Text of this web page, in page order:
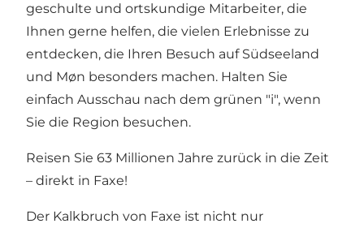
geschulte und ortskundige Mitarbeiter, die
Ihnen gerne helfen, die vielen Erlebnisse zu
entdecken, die Ihren Besuch auf Südseeland
und Møn besonders machen. Halten Sie
einfach Ausschau nach dem grünen "i", wenn
Sie die Region besuchen.
Reisen Sie 63 Millionen Jahre zurück in die Zeit
– direkt in Faxe!
Der Kalkbruch von Faxe ist nicht nur